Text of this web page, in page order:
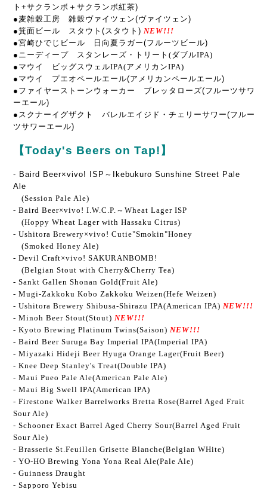
ト+サクランボ＋サクランボ紅茶)
●麦雑穀工房 雑穀ヴァイツェン(ヴァイツェン)
●箕面ビール スタウト(スタウト) NEW!!!
●宮崎ひでじビール 日向夏ラガー(フルーツビール)
●ニーディープ スタンレーズ・トリート(ダブルIPA)
●マウイ ビッグスウェルIPA(アメリカンIPA)
●マウイ プエオペールエール(アメリカンペールエール)
●ファイヤーストーンウォーカー ブレッタローズ(フルーツサワ
ーエール)
●スクナーイグザクト バレルエイジド・チェリーサワー(フルー
ツサワーエール)
【Today's Beers on Tap!】
- Baird Beer×vivo! ISP～Ikebukuro Sunshine Street Pale
Ale
(Session Pale Ale)
- Baird Beer×vivo! I.W.C.P.～Wheat Lager ISP
(Hoppy Wheat Lager with Hassaku Citrus)
- Ushitora Brewery×vivo! Cutie"Smokin"Honey
(Smoked Honey Ale)
- Devil Craft×vivo! SAKURANBOMB!
(Belgian Stout with Cherry&Cherry Tea)
- Sankt Gallen Shonan Gold(Fruit Ale)
- Mugi-Zakkoku Kobo Zakkoku Weizen(Hefe Weizen)
- Ushitora Brewery Shibusa-Shirazu IPA(American IPA) NEW!!!
- Minoh Beer Stout(Stout) NEW!!!
- Kyoto Brewing Platinum Twins(Saison) NEW!!!
- Baird Beer Suruga Bay Imperial IPA(Imperial IPA)
- Miyazaki Hideji Beer Hyuga Orange Lager(Fruit Beer)
- Knee Deep Stanley's Treat(Double IPA)
- Maui Pueo Pale Ale(American Pale Ale)
- Maui Big Swell IPA(American IPA)
- Firestone Walker Barrelworks Bretta Rose(Barrel Aged Fruit
Sour Ale)
- Schooner Exact Barrel Aged Cherry Sour(Barrel Aged Fruit
Sour Ale)
- Brasserie St.Feuillen Grisette Blanche(Belgian WHite)
- YO-HO Brewing Yona Yona Real Ale(Pale Ale)
- Guinness Draught
- Sapporo Yebisu